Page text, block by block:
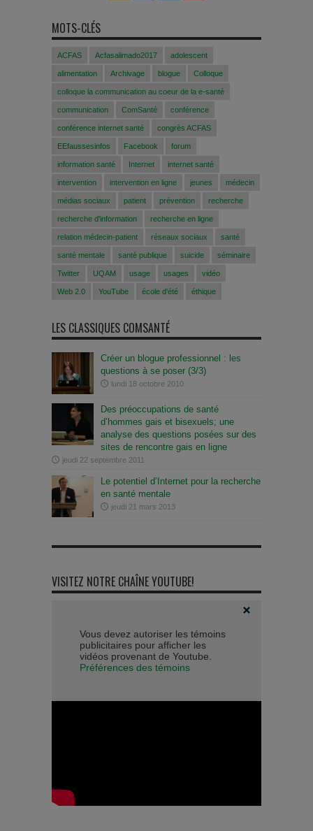
MOTS-CLÉS
ACFAS Acfasalimado2017 adolescent
alimentation Archivage blogue Colloque
colloque la communication au coeur de la e-santé
communication ComSanté conférence
conférence internet santé congrès ACFAS
EEfaussesinfos Facebook forum
information santé Internet internet santé
intervention intervention en ligne jeunes médecin
médias sociaux patient prévention recherche
recherche d'information recherche en ligne
relation médecin-patient réseaux sociaux santé
santé mentale santé publique suicide séminaire
Twitter UQAM usage usages vidéo
Web 2.0 YouTube école d'été éthique
LES CLASSIQUES COMSANTÉ
Créer un blogue professionnel : les
questions à se poser (3/3)
lundi 18 octobre 2010
Des préoccupations de santé
d’hommes gais et bisexuels; une
analyse des questions posées sur des
sites de rencontre gais en ligne
jeudi 22 septembre 2011
Le potentiel d’Internet pour la recherche
en santé mentale
jeudi 21 mars 2013
VISITEZ NOTRE CHAÎNE YOUTUBE!
Vous devez autoriser les témoins
publicitaires pour afficher les
vidéos provenant de Youtube.
Préférences des témoins